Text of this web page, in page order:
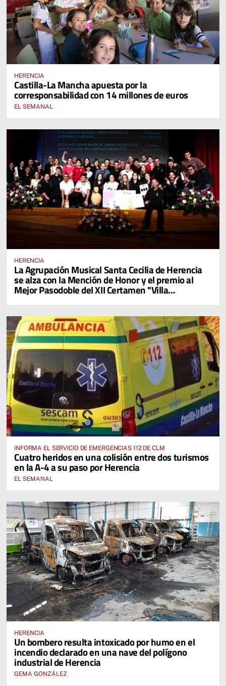
HERENCIA
Castilla-La Mancha apuesta por la
corresponsabilidad con 14 millones de euros
EL SEMANAL
HERENCIA
La Agrupación Musical Santa Cecilia de Herencia
se alza con la Mención de Honor y el premio al
Mejor Pasodoble del XII Certamen "Villa
Cervantina de Mota del Cuervo"
INFORMA EL SERVICIO DE EMERGENCIAS 112 DE CLM
Cuatro heridos en una colisión entre dos turismos
en la A-4 a su paso por Herencia
EL SEMANAL
HERENCIA
Un bombero resulta intoxicado por humo en el
incendio declarado en una nave del polígono
industrial de Herencia
GEMA GONZÁLEZ